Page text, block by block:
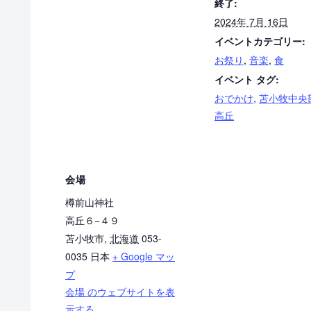
2024年 7月 16日
イベントカテゴリー:
お祭り , 音楽, 食
イベント タグ:
おでかけ, 苫小牧中央
高丘
会場
樽前山神社
高丘６−４９
苫小牧市, 北海道 053-
0035 日本 + Google マッ
プ
会場 のウェブサイトを表